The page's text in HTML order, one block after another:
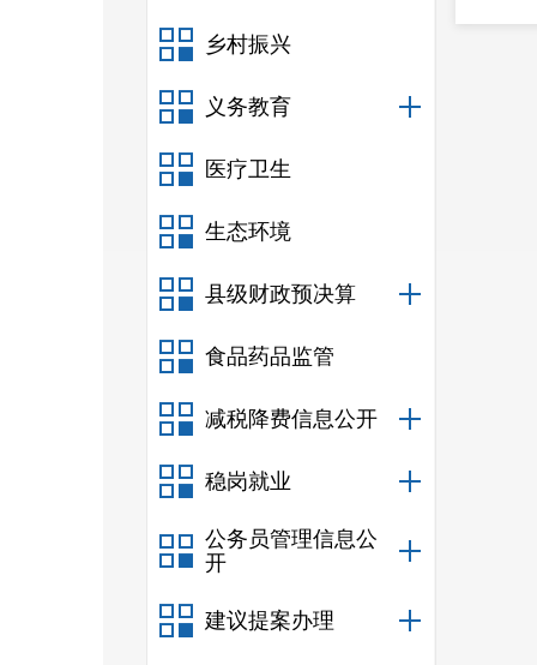
乡村振兴
义务教育
医疗卫生
生态环境
县级财政预决算
食品药品监管
减税降费信息公开
稳岗就业
公务员管理信息公
开
建议提案办理